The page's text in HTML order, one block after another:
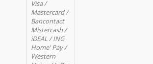
Visa /
Mastercard /
Bancontact
Mistercash /
iDEAL / ING
Home' Pay /
Western